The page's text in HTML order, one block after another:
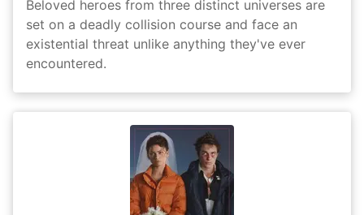
Beloved heroes from three distinct universes are
set on a deadly collision course and face an
existential threat unlike anything they've ever
encountered.